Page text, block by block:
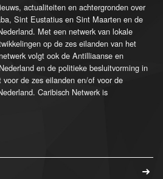
actualiteiten en achtergronden over
Sint Eustatius en Sint Maarten en de
Met een netwerk van lokale
op de zes eilanden van het
volgt ook de Antilliaanse en
en de politieke besluitvorming in
de zes eilanden en/of voor de
Caribisch Netwerk is